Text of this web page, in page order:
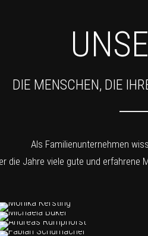
DIE MENSCHEN, DIE
Als Familienunternehmen
die Jahre viele gute und erfahrene